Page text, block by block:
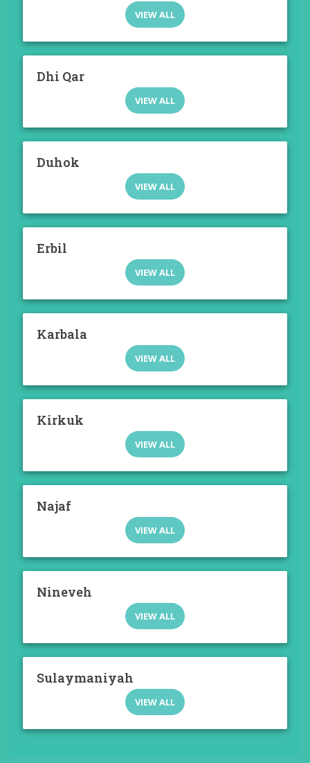
VIEW ALL
Dhi Qar
VIEW ALL
Duhok
VIEW ALL
Erbil
VIEW ALL
Karbala
VIEW ALL
Kirkuk
VIEW ALL
Najaf
VIEW ALL
Nineveh
VIEW ALL
Sulaymaniyah
VIEW ALL